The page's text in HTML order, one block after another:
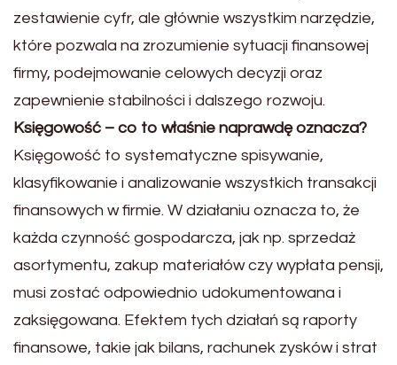
zestawienie cyfr, ale głównie wszystkim narzędzie,
które pozwala na zrozumienie sytuacji finansowej
firmy, podejmowanie celowych decyzji oraz
zapewnienie stabilności i dalszego rozwoju.
Księgowość – co to właśnie naprawdę oznacza?
Księgowość to systematyczne spisywanie,
klasyfikowanie i analizowanie wszystkich transakcji
finansowych w firmie. W działaniu oznacza to, że
każda czynność gospodarcza, jak np. sprzedaż
asortymentu, zakup materiałów czy wypłata pensji,
musi zostać odpowiednio udokumentowana i
zaksięgowana. Efektem tych działań są raporty
finansowe, takie jak bilans, rachunek zysków i strat